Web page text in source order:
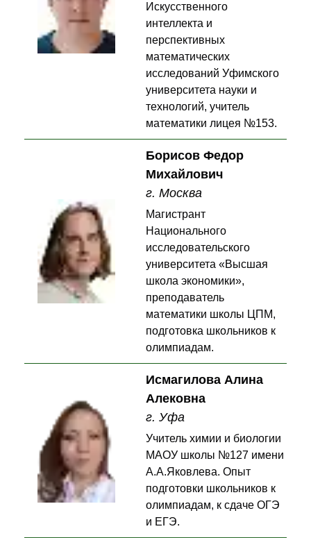
Искусственного
интеллекта и
перспективных
математических
исследований Уфимского
университета науки и
технологий, учитель
математики лицея №153.
Борисов Федор
Михайлович
г. Москва
Магистрант
Национального
исследовательского
университета «Высшая
школа экономики»,
преподаватель
математики школы ЦПМ,
подготовка школьников к
олимпиадам.
Исмагилова Алина
Алековна
г. Уфа
Учитель химии и биологии
МАОУ школы №127 имени
А.А.Яковлева. Опыт
подготовки школьников к
олимпиадам, к сдаче ОГЭ
и ЕГЭ.